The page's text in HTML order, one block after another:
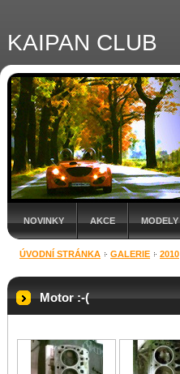
KAIPAN CLUB
NOVINKY AKCE MODELY
ÚVODNÍ STRÁNKA GALERIE 2010
Motor :-(